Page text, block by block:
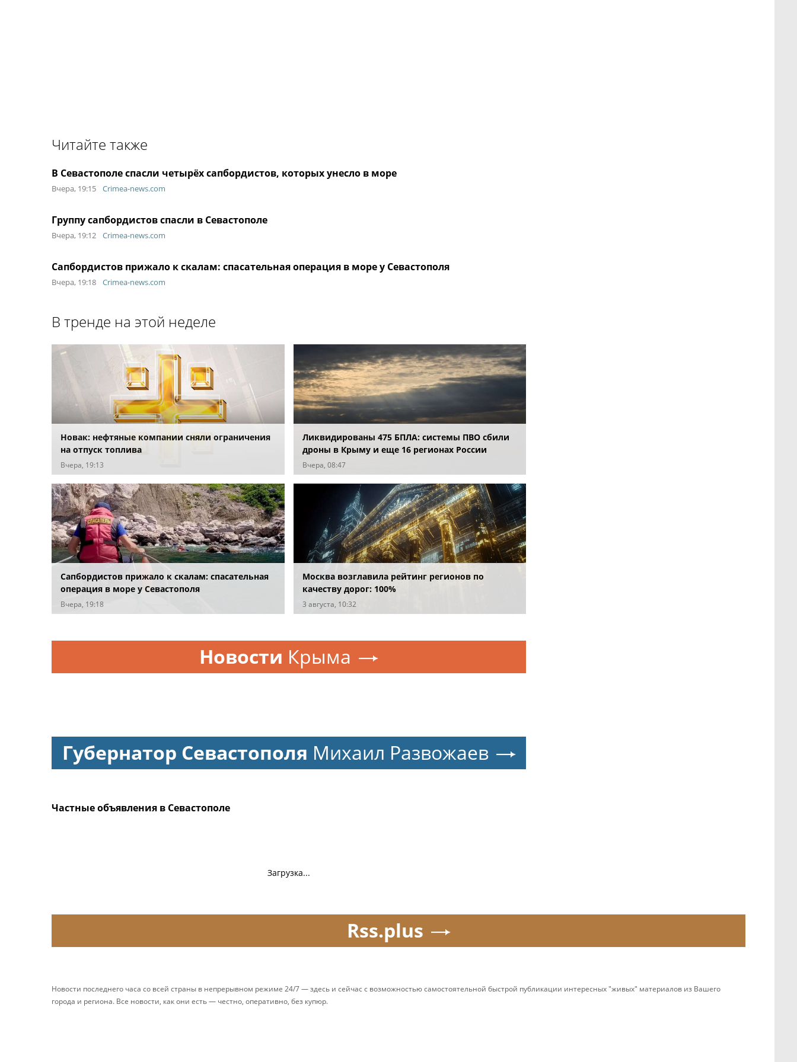
Читайте также
В Севастополе спасли четырёх сапбордистов, которых унесло в море
Вчера, 19:15 Crimea-news.com
Группу сапбордистов спасли в Севастополе
Вчера, 19:12 Crimea-news.com
Сапбордистов прижало к скалам: спасательная операция в море у Севастополя
Вчера, 19:18 Crimea-news.com
В тренде на этой неделе
Новак: нефтяные компании сняли ограничения
на отпуск топлива
Вчера, 19:13
Ликвидированы 475 БПЛА: системы ПВО сбили
дроны в Крыму и еще 16 регионах России
Вчера, 08:47
Сапбордистов прижало к скалам: спасательная
операция в море у Севастополя
Вчера, 19:18
Москва возглавила рейтинг регионов по
качеству дорог: 100%
3 августа, 10:32
Новости Крыма
Губернатор Севастополя Михаил Развожаев
Частные объявления в Севастополе
Загрузка...
Rss.plus
Новости последнего часа со всей страны в непрерывном режиме 24/7 — здесь и сейчас с возможностью самостоятельной быстрой публикации интересных "живых" материалов из Вашего
города и региона. Все новости, как они есть — честно, оперативно, без купюр.